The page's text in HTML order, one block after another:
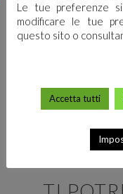
Le tue preferenze
modificare le tue
questo sito o
Accetta tutti